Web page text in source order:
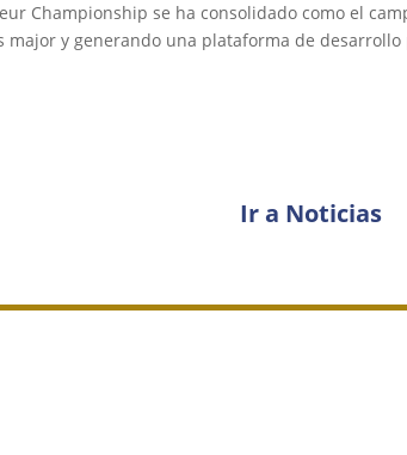
Championship se ha consolidado como el
y generando una plataforma de
Ir a Noticias